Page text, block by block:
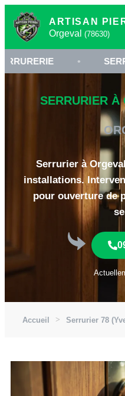
ARTISAN
Orgeval (78630)
• SERRURIER
SERRURIER À
Serrurier à
installations.
pour ouverture de
Accueil Serrurier 78